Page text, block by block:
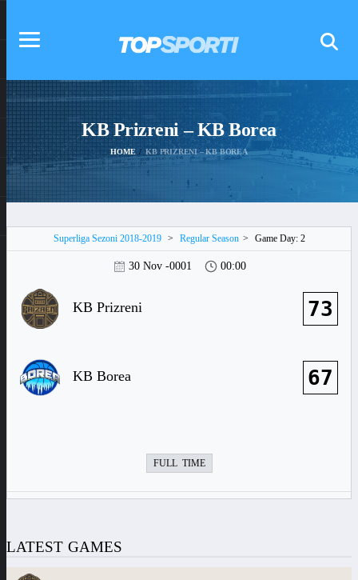
KB Prizreni – KB Borea
HOME KB PRIZRENI – KB BOREA
Superliga Sezoni 2018-2019 > Regular Season > Game Day: 2
30 Nov -0001 00:00
KB Prizreni 73
KB Borea 67
FULL TIME
LATEST GAMES